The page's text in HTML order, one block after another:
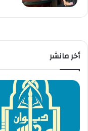
أخر مانشر